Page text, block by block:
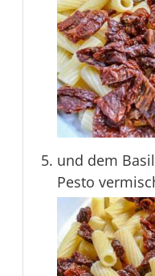
und dem
Pesto